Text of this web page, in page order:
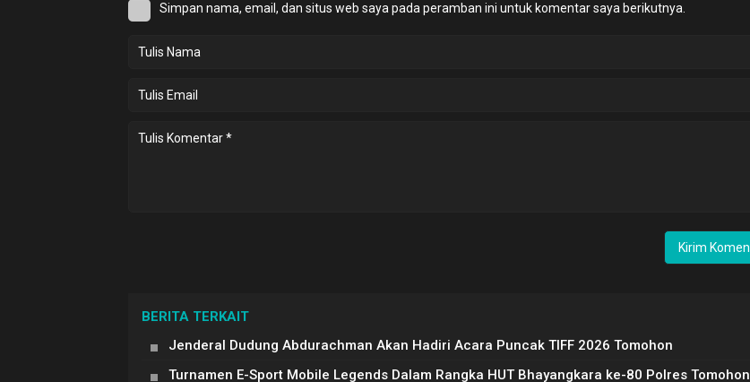
Simpan nama, email, dan situs web saya pada peramban ini untuk komentar saya berikutnya.
BERITA TERKAIT
Jenderal Dudung Abdurachman Akan Hadiri Acara Puncak TIFF 2026 Tomohon
Turnamen E-Sport Mobile Legends Dalam Rangka HUT Bhayangkara ke-80 Polres Tomohon